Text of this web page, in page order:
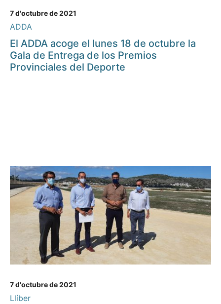
7 d'octubre de 2021
ADDA
El ADDA acoge el lunes 18 de octubre la
Gala de Entrega de los Premios
Provinciales del Deporte
7 d'octubre de 2021
Llíber